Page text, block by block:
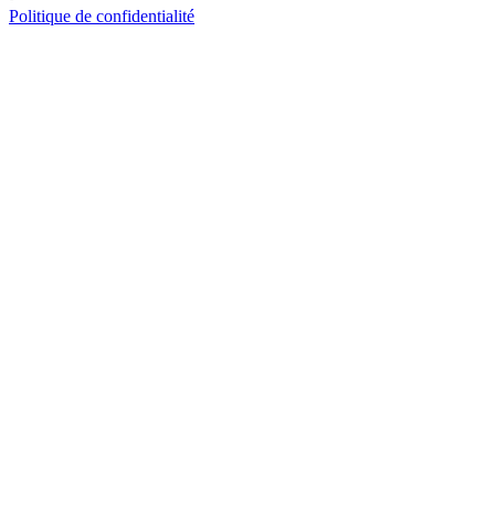
Politique de confidentialité